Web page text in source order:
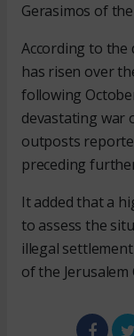
Gerasimos of
According to the
has risen over
following
devastating war
outposts
preceding
It added that a
to assess the
illegal
of the